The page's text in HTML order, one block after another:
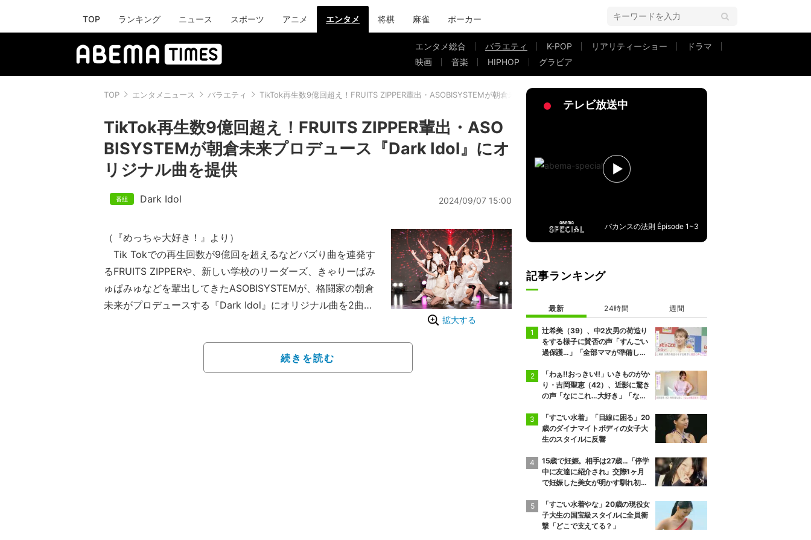
TOP ランキング ニュース スポーツ アニメ エンタメ 将棋 麻雀 ポーカー
エンタメ総合 バラエティ K-POP リアリティーショー
ドラマ
映画
音楽 HIPHOP グラビア
TOP エンタメニュース バラエティ TikTok再生数9億回超え！FRUITS ZIPPER輩出・ASOBISYSTEMが朝倉未来プロデュース『Dark Idol』にオリジナル曲を提供
TikTok再生数9億回超え！FRUITS ZIPPER輩出・ASO
BISYSTEMが朝倉未来プロデュース『Dark Idol』にオ
リジナル曲を提供
Dark Idol 2024/09/07 15:00
拡大する
（『めっちゃ大好き！』より）
Tik Tokでの再生回数が9億回を超えるなどバズり曲を連発す
るFRUITS ZIPPERや、新しい学校のリーダーズ、きゃりーぱみ
ゅぱみゅなどを輩出してきたASOBISYSTEMが、格闘家の朝倉
未来がプロデュースする『Dark Idol』にオリジナル曲を2曲提
『Dark Idol』は「夢破れていたけれど、もう一度輝きたい」
続きを読む
テレビ放送中
バカンスの法則 Épisode 1~3
記事ランキング
最新 24時間 週間
辻希美（39）、中2次男の荷造り
をする様子に賛否の声「すんごい
過保護…」「全部ママが準備して
「わぁ!!おっきい!!」いきものがか
り・吉岡聖恵（42）、近影に驚き
の声「なにこれ…大好き」「なん
「すごい水着」「目線に困る」20
歳のダイナマイトボディの女子大
生のスタイルに反響
15歳で妊娠。相手は27歳…「停学
中に友達に紹介され」交際1ヶ月
で妊娠した美女が明かす馴れ初め
絶句
「すごい水着やな」20歳の現役女
子大生の国宝級スタイルに全員衝
撃「どこで支えてる？」